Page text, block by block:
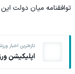
توافقنامه میان دولت
تازه‌ترین اخبار
اپلیکیشن